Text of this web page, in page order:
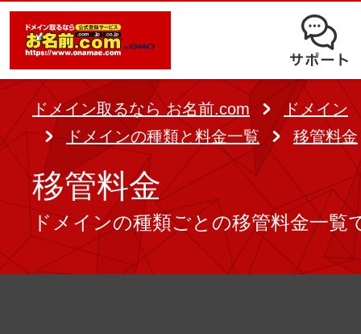
ドメインの期限を更新する
ドメイン更新
ドメイン更新とは
中古ドメインオークション
バックオーダー
.jpドメインバックオーダー
.com/.netドメインバックオ
使いやすさと高機能の両立を実現
独自ドメイン＋サーバーが初期費用
る
SSLも無料でコストパフォーマンス
レンタルサーバー
AIホームページパック
ドメインオプション
ドメイン登録者宛のメール転送も可
Whois情報公開代行
お持ちのドメインを売るなら
ドメイン売買サービス
サポート
サービスに関するご不明点を
よくある質問
ヘルプ
ドメイン取るなら お名前.com
ドメイン
ドメインの種類と料金一覧
移管料金
移管料金
ドメインの種類ごとの移管料金一覧